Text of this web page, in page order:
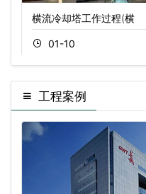
横流冷却塔工作过程(横
01-10
工程案例